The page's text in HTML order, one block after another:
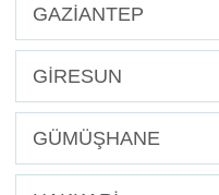
GAZİANTEP
GİRESUN
GÜMÜŞHANE